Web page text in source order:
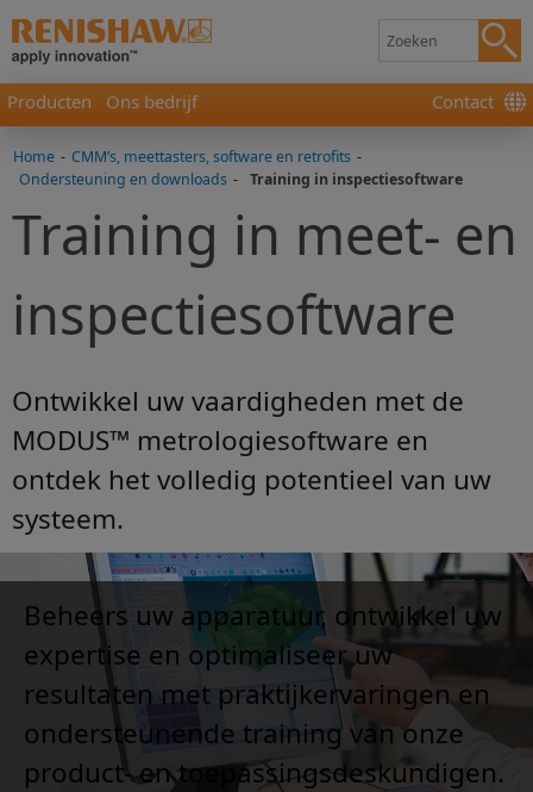
Producten Ons bedrijf Contact
Home - CMM’s, meettasters, software en retrofits -
Ondersteuning en downloads - Training in inspectiesoftware
Training in meet- en
inspectiesoftware
Ontwikkel uw vaardigheden met de
MODUS™ metrologiesoftware en
ontdek het volledig potentieel van uw
systeem.
Beheers uw apparatuur, ontwikkel uw
expertise en optimaliseer uw
resultaten met praktijkervaringen en
ondersteunende training van onze
product- en toepassingsdeskundigen.